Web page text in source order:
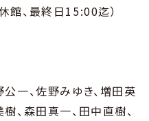
館、最終日15:00迄）
公一、佐野みゆき、増田英
、森田真一、田中直樹、